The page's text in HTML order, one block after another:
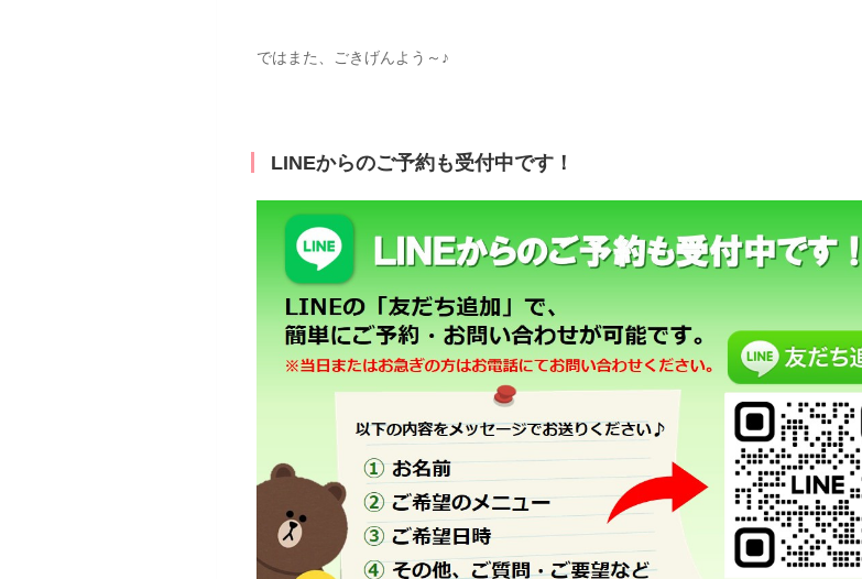
ではまた、ごきげんよう～♪
LINEからのご予約も受付中です！